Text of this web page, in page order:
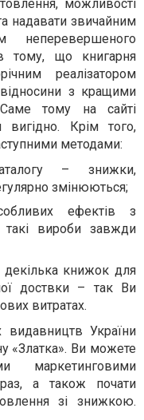
можливості
надавати звичайним
тому, що книгарня
реалізатором
відносини з кращими
тому на сайті
Крім того,
методами:
– знижки,
змінюються;
ефектів з
вироби завжди
книжок для
доствки – так Ви
витратах.
видавництв України
«Златка». Ви можете
маркетинговими
а також почати
зі знижкою.